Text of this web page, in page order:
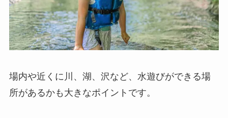
場内や近くに川、湖、沢など、水遊びができる場
所があるかも大きなポイントです。